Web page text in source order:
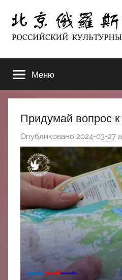
содержимому
北
京
俄
罗
斯
文
化
中
心
ЦЕНТР
В
ПЕКИНЕ
Меню
Придумай вопрос к
Опубликовано 2024-03-27